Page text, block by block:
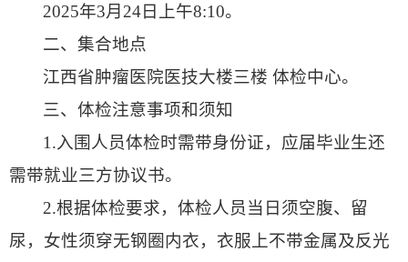
2025年3月24日上午8:10。
二、集合地点
江西省肿瘤医院医技大楼三楼 体检中心。
三、体检注意事项和须知
1.入围人员体检时需带身份证，应届毕业生还
需带就业三方协议书。
2.根据体检要求，体检人员当日须空腹、留
尿，女性须穿无钢圈内衣，衣服上不带金属及反光